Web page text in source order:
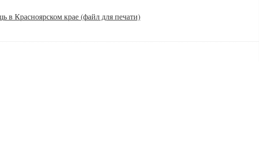
в Красноярском крае (файл для печати)